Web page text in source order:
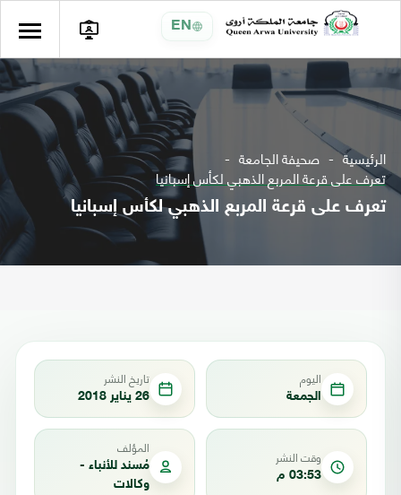
EN
الرئيسية صحيفة الجامعة
تعرف على قرعة المربع الذهبي لكأس إسبانيا
تعرف على قرعة المربع الذهبي لكأس إسبانيا
اليوم
الجمعة
تاريخ النشر
26 يناير 2018
وقت النشر
03:53 م
المؤلف
مُسند للأنباء -
وكالات